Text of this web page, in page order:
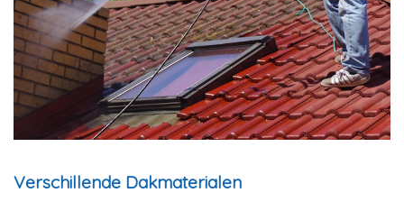
Verschillende Dakmaterialen